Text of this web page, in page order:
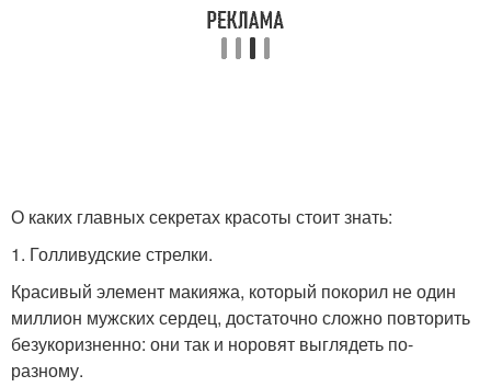
О каких главных секретах красоты стоит знать:
1. Голливудские стрелки.
Красивый элемент макияжа, который покорил не один
миллион мужских сердец, достаточно сложно повторить
безукоризненно: они так и норовят выглядеть по-
разному.